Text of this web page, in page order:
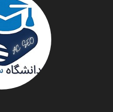
دانشگاه سئوی ایران
سازمان صنعت،معدن و تجارت
مریم حاج نوروز نظری